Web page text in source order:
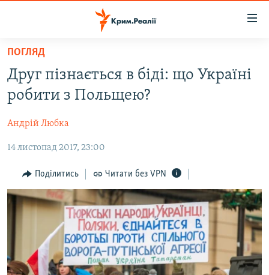
Перейти
основного
матеріалу
Перейти
до
навігації
Перейти
пошуку
ВОДА.КРИМ
ВІДЕО ТА ФОТО
ПОЛІТИКА
БЛОГИ
ПОГЛЯД
ІНТЕРВ'Ю
ВСЕ ЗА ДЕНЬ
СПЕЦПРОЕКТИ
ДЕПОРТАЦІЯ
ЯК ОБІЙТИ БЛОКУВАННЯ
ПОГЛЯД
Друг пізнається в біді: що Україні
робити з Польщею?
Андрій Любка
14 листопад 2017, 23:00
Поділитись Читати без VPN